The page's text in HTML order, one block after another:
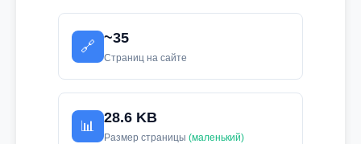
🔗
~35
Страниц на сайте
📊
28.6 KB
Размер страницы (маленький)